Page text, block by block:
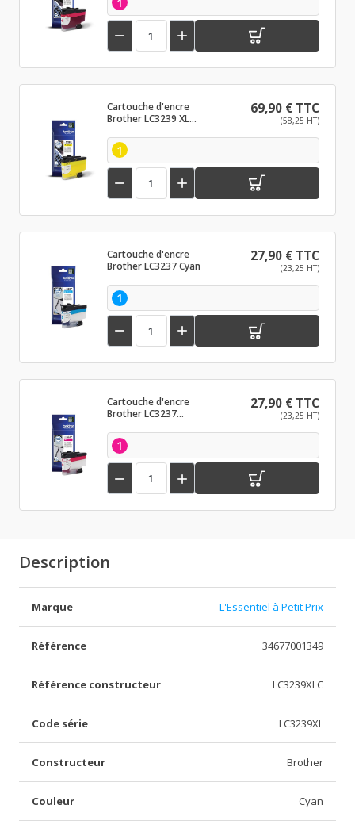
 
Cartouche d'encre
Brother LC3239 XL
69,90 € TTC
(58,25 HT)
1
 
Cartouche d'encre
Brother LC3237 Cyan
27,90 € TTC
(23,25 HT)
1
 
Cartouche d'encre
Brother LC3237
27,90 € TTC
(23,25 HT)
1
 
Description
Marque L'Essentiel à Petit Prix
Référence 34677001349
Référence constructeur LC3239XLC
Code série LC3239XL
Constructeur Brother
Couleur Cyan